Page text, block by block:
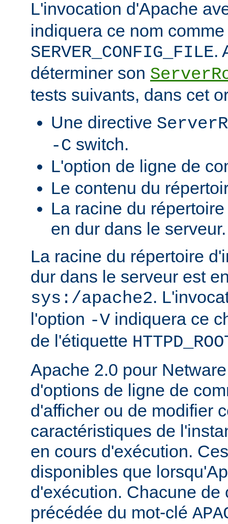
L'invocation d'Apache
indiquera ce nom
SERVER_CONFIG_FILE.
déterminer son
tests suivants, dans cet
Une directive
-C switch.
L'option de ligne de
Le contenu du
La racine du
en dur dans le serveur.
La racine du répertoire
dur dans le serveur est
sys:/apache2.
l'option -V indiquera ce
de l'étiquette
Apache 2.0 pour
d'options de ligne de
d'afficher ou de modifier
caractéristiques de
en cours d'exécution.
disponibles que
d'exécution. Chacune de
précédée du mot-clé